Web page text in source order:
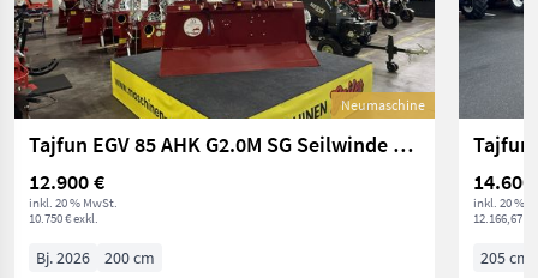
Neumaschine
Tajfun EGV 85 AHK G2.0M SG Seilwinde mit hydr. Schild
12.900 €
inkl. 20 % MwSt.
10.750 € exkl.
Bj. 2026 200 cm
14.600
inkl. 20 %
12.166,67 €
205 cm